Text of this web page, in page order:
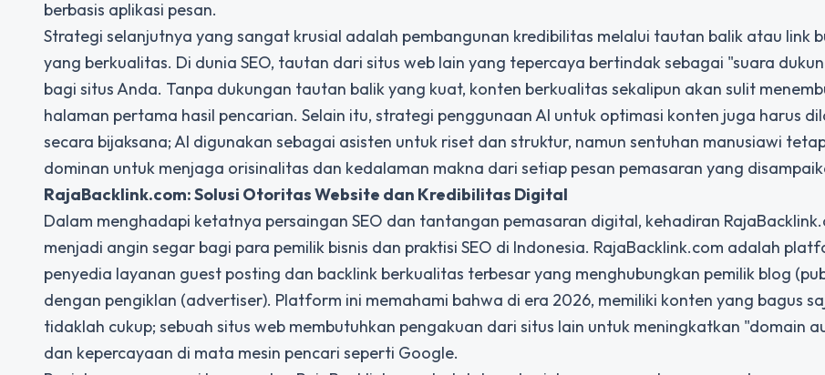
berbasis aplikasi pesan.
Strategi selanjutnya yang sangat krusial adalah pembangunan kredibilitas melalui tautan balik atau link
yang berkualitas. Di dunia SEO, tautan dari situs web lain yang tepercaya bertindak sebagai "suara
bagi situs Anda. Tanpa dukungan tautan balik yang kuat, konten berkualitas sekalipun akan sulit
halaman pertama hasil pencarian. Selain itu, strategi penggunaan AI untuk optimasi konten juga harus
secara bijaksana; AI digunakan sebagai asisten untuk riset dan struktur, namun sentuhan manusiawi
dominan untuk menjaga orisinalitas dan kedalaman makna dari setiap pesan pemasaran yang
RajaBacklink.com: Solusi Otoritas Website dan Kredibilitas Digital
Dalam menghadapi ketatnya persaingan SEO dan tantangan pemasaran digital, kehadiran
menjadi angin segar bagi para pemilik bisnis dan praktisi SEO di Indonesia. RajaBacklink.com adalah
penyedia layanan guest posting dan backlink berkualitas terbesar yang menghubungkan pemilik blog
dengan pengiklan (advertiser). Platform ini memahami bahwa di era 2026, memiliki konten yang bagus
tidaklah cukup; sebuah situs web membutuhkan pengakuan dari situs lain untuk meningkatkan "domain
dan kepercayaan di mata mesin pencari seperti Google.